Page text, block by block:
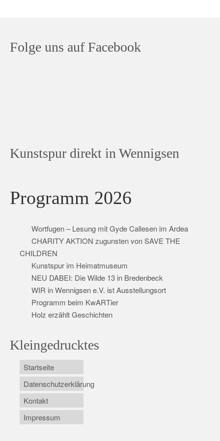
Folge uns auf Facebook
Kunstspur direkt in Wennigsen
Programm 2026
Wortfugen – Lesung mit Gyde Callesen im Ardea
CHARITY AKTION zugunsten von SAVE THE
CHILDREN
Kunstspur im Heimatmuseum
NEU DABEI: Die Wilde 13 in Bredenbeck
WIR in Wennigsen e.V. ist Ausstellungsort
Programm beim KwARTier
Holz erzählt Geschichten
Kleingedrucktes
Startseite
Datenschutzerklärung
Kontakt
Impressum